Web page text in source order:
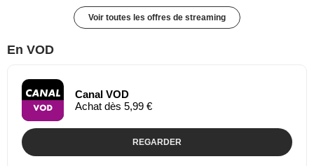
Voir toutes les offres de streaming
En VOD
Canal VOD
Achat dès 5,99 €
REGARDER